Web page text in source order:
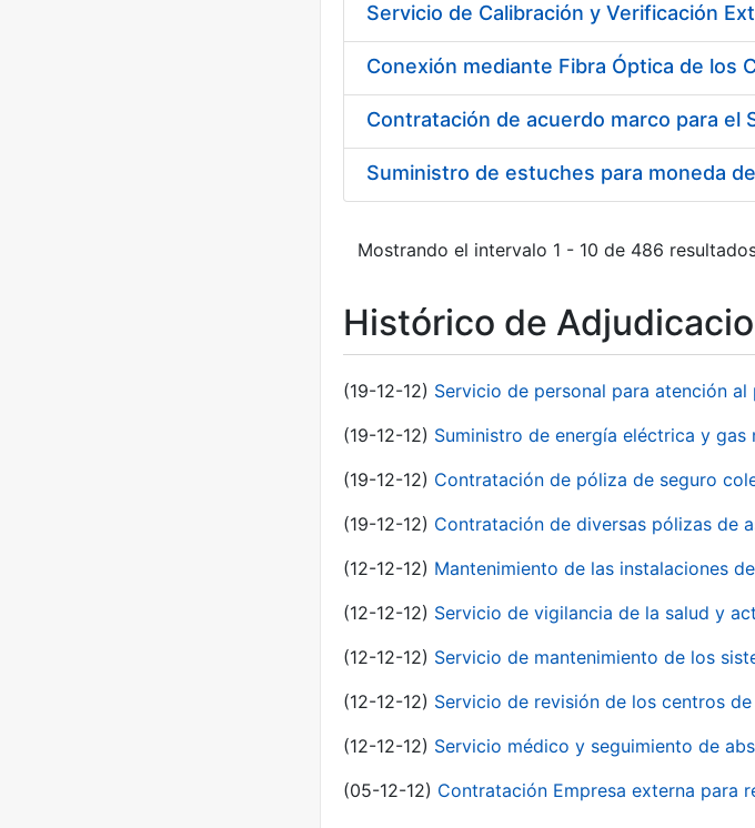
Suministro de estuches para moneda
Mostrando el intervalo 1 - 10 de 486
Histórico de
(19-12-12) Servicio de personal para atención
(19-12-12) Suministro de energía eléctrica y
(19-12-12) Contratación de póliza de seguro
(19-12-12) Contratación de diversas pólizas de
(12-12-12) Mantenimiento de las instalaciones
(12-12-12) Servicio de vigilancia de la salud y
(12-12-12) Servicio de mantenimiento de los
(12-12-12) Servicio de revisión de los centros
(12-12-12) Servicio médico y seguimiento de
(05-12-12) Contratación Empresa externa para